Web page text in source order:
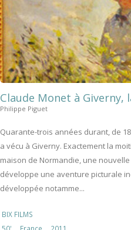
Claude Monet à Giverny,
Philippe Piguet
Quarante-trois années durant, de
a vécu à Giverny. Exactement la
maison de Normandie, une
développe une aventure picturale
développée notamme...
BIX FILMS